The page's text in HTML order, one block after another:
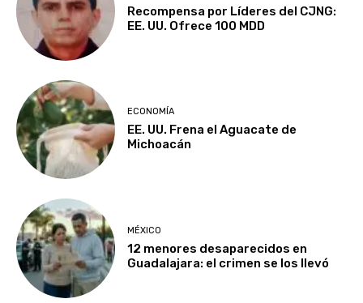
Recompensa por Líderes del CJNG:
EE. UU. Ofrece 100 MDD
ECONOMÍA
EE. UU. Frena el Aguacate de
Michoacán
MÉXICO
12 menores desaparecidos en
Guadalajara: el crimen se los llevó